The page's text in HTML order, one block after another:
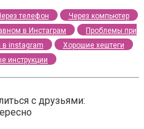
телефон
Через компьютер
в Инстаграм
Проблемы при
в instagram
Хорошие хештеги
инструкции
с друзьями: